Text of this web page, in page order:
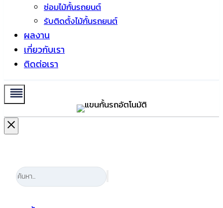
ซ่อมไม้กั้นรถยนต์
รับติดตั้งไม้กั้นรถยนต์
ผลงาน
เกี่ยวกับเรา
ติดต่อเรา